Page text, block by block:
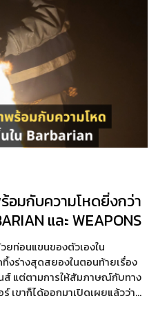
ร้อมกับความโหดยิ่งกว่า
และ WEAPONS
ยท่อนแขนของตัวเองใน
งร่างสุดสยองในตอนท้ายเรื่อง
ส์ แต่ตามการให้สัมภาษณ์กับทาง
เขาก็ได้ออกมาเปิดเผยแล้วว่า…